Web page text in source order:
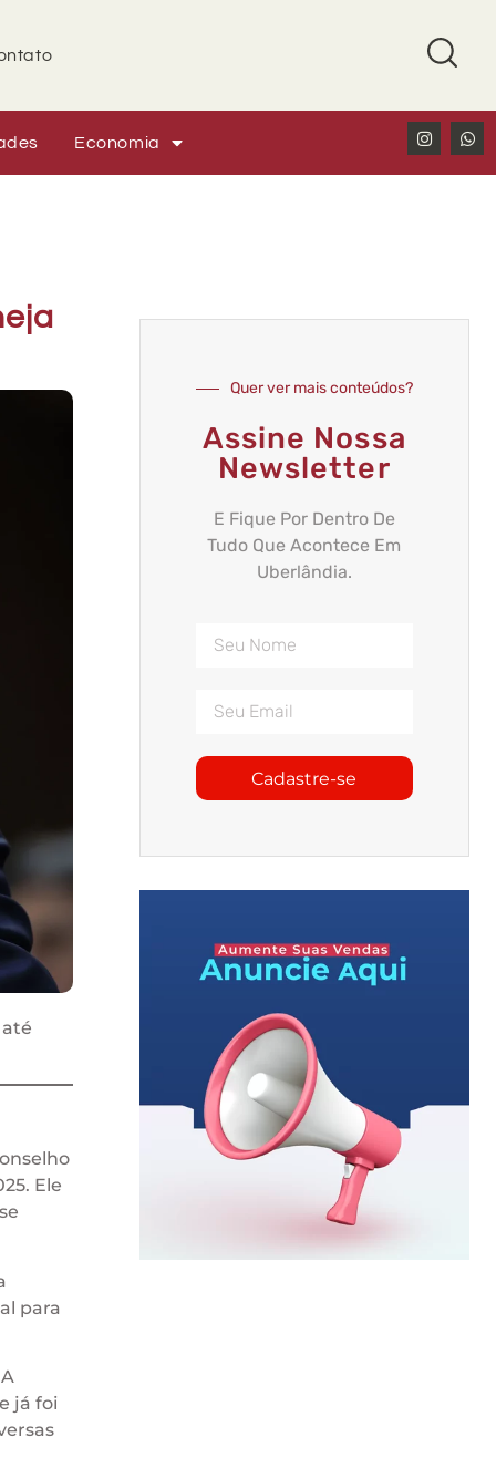
Economia
Ele
para
já foi
Quer ver mais conteúdos?
Assine Nossa
Newsletter
E Fique Por Dentro De
Tudo Que Acontece Em
Uberlândia.
Cadastre-se